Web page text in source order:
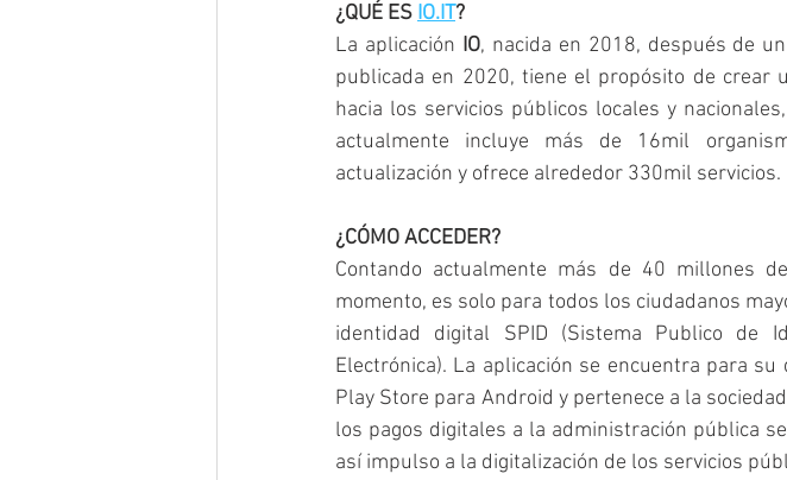
¿QUÉ ES IO.IT?
La aplicación IO, nacida en 2018, después de
publicada en 2020, tiene el propósito de crear
hacia los servicios públicos locales y
actualmente incluye más de 16mil
actualización y ofrece alrededor 330mil servicios.
¿CÓMO ACCEDER?
Contando actualmente más de 40 millones
momento, es solo para todos los ciudadanos
identidad digital SPID (Sistema Publico de
Electrónica). La aplicación se encuentra para
Play Store para Android y pertenece a la
los pagos digitales a la administración pública
así impulso a la digitalización de los servicios